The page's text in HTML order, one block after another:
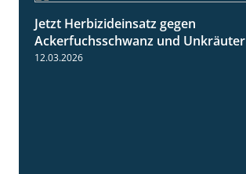
Jetzt Herbizideinsatz gegen
Ackerfuchsschwanz und Unkräuter
12.03.2026